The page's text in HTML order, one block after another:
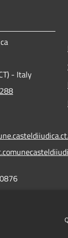
- Italy